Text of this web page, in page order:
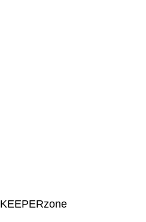
KEEPERzone